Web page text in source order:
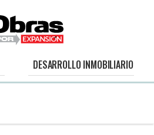
DESARROLLO INMOBILIARIO